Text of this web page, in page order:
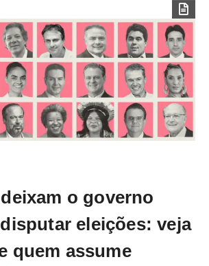
o governo
eleições: veja
quem assume